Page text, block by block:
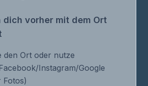
dich vorher mit dem Ort
den Ort oder nutze
Instagram/Google
Fotos)